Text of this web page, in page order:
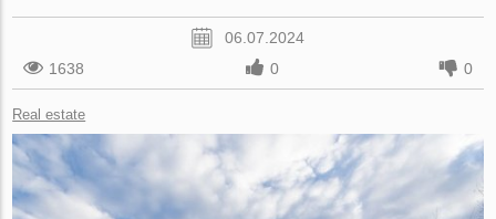
06.07.2024
1638
0 0
Real estate